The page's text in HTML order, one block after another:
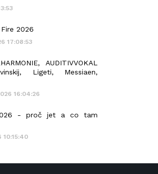
2026
17:08:53
AUDITIVVOKAL
Ligeti, Messiaen,
16:04:26
- proč jet a co tam
10:15:40